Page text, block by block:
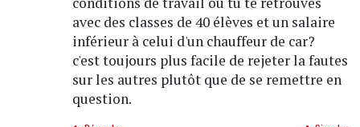
avec des classes de 40 élèves et un salaire
inférieur à celui d'un chauffeur de car?
c'est toujours plus facile de rejeter la fautes
sur les autres plutôt que de se remettre en
question.